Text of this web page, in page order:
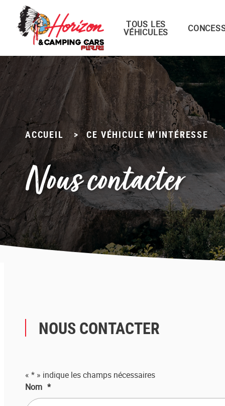
Passer
contenu
Menu principal
TOUS LES
VÉHICULES
ACCUEIL > CE VÉHICULE M’INTÉRESSE
Nous contacter
NOUS CONTACTER
« * » indique les champs nécessaires
Nom *